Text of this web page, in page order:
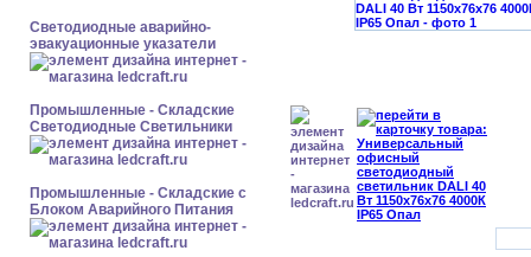
Светодиодные аварийно-
эвакуационные указатели
Промышленные - Складские
Светодиодные Светильники
Промышленные - Складские с
Блоком Аварийного Питания